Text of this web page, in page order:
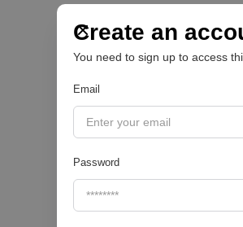
Create an
You need to sign up to access
Email
Password
millones para expandir su
crédito y cashback para
CRÉDITO DIGITAL 💰
Pipeline Valor | August